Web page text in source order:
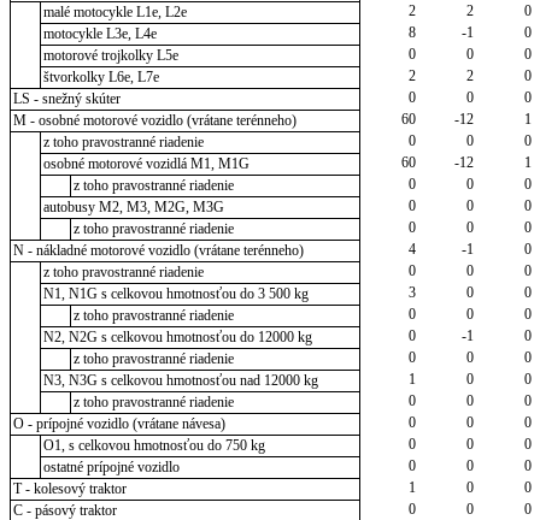
malé motocykle L1e, L2e
2 2
0
motocykle L3e, L4e
8 -1
0
motorové trojkolky L5e
0 0
0
štvorkolky L6e, L7e
2 2
0
LS - snežný skúter
0 0
0
M - osobné motorové vozidlo (vrátane terénneho)
60 -12
1
z toho pravostranné riadenie
0 0
0
osobné motorové vozidlá M1, M1G
60 -12
1
z toho pravostranné riadenie
0 0
0
autobusy M2, M3, M2G, M3G
0 0
0
z toho pravostranné riadenie
0 0
0
N - nákladné motorové vozidlo (vrátane terénneho)
4 -1
0
z toho pravostranné riadenie
0 0
0
N1, N1G s celkovou hmotnosťou do 3 500 kg
3 0
0
z toho pravostranné riadenie
0 0
0
N2, N2G s celkovou hmotnosťou do 12000 kg
0 -1
0
z toho pravostranné riadenie
0 0
0
N3, N3G s celkovou hmotnosťou nad 12000 kg
1 0
0
z toho pravostranné riadenie
0 0
0
O - prípojné vozidlo (vrátane návesa)
0 0
0
O1, s celkovou hmotnosťou do 750 kg
0 0
0
ostatné prípojné vozidlo
0 0
0
T - kolesový traktor
1 0
0
C - pásový traktor
0 0
0